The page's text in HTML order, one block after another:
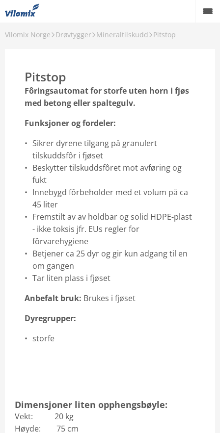
Vilomix Norge Drøvtygger Mineraltilskudd Pitstop
Pitstop
Fôringsautomat for storfe uten horn i fjøs
med betong eller spaltegulv.
Funksjoner og fordeler:
Sikrer dyrene tilgang på granulert
tilskuddsfôr i fjøset
Beskytter tilskuddsfôret mot avføring og
fukt
Innebygd fôrbeholder med et volum på ca
45 liter
Fremstilt av av holdbar og solid HDPE-plast
- ikke toksis jfr. EUs regler for
fôrvarehygiene
Betjener ca 25 dyr og gir kun adgang til en
om gangen
Tar liten plass i fjøset
Anbefalt bruk: Brukes i fjøset
Dyregrupper:
storfe
Dimensjoner liten opphengsbøyle:
Vekt: 20 kg
Høyde: 75 cm
Drøvtygger
Fjørfe
Akvakultur
Hest
Rekvisita
Om oss